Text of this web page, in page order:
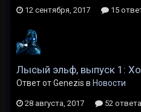
12 сентября, 2017 15
Лысый эльф, выпуск 1:
Ответ от Genezis в Новости
28 августа, 2017 52 ответа